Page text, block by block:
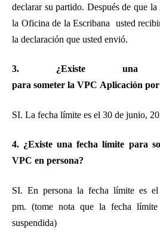
declarar su partido. Después de que la
la Oficina de la Escribana usted
la declaración que usted envió.
3. ¿Existe una
para someter la VPC Aplicación
SI. La fecha límite es el 30 de junio,
4. ¿Existe una fecha límite para
VPC en persona?
SI. En persona la fecha límite es
pm. (tome nota que la fecha
suspendida)